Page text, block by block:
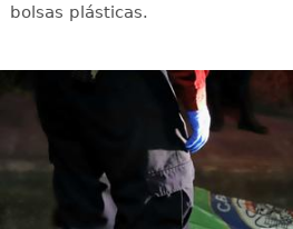
bolsas plásticas.